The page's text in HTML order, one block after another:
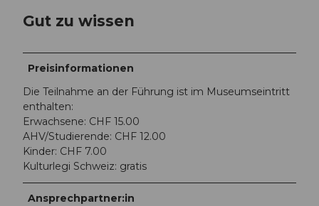
Gut zu wissen
Preisinformationen
Die Teilnahme an der Führung ist im Museumseintritt
enthalten:
Erwachsene: CHF 15.00
AHV/Studierende: CHF 12.00
Kinder: CHF 7.00
Kulturlegi Schweiz: gratis
Ansprechpartner:in